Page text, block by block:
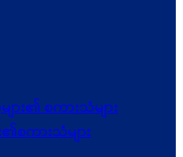
ျား၏ စကားသံများ
း၏စကားသံများ